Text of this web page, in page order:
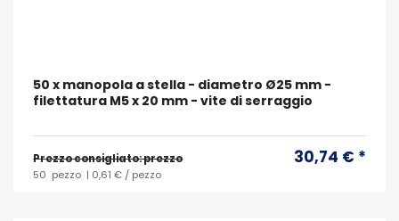
50 x manopola a stella - diametro Ø25 mm -
filettatura M5 x 20 mm - vite di serraggio
Prezzo consigliato: prezzo 30,74 € *
50 pezzo | 0,61 € / pezzo